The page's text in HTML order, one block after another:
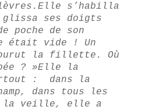
Elle s’habilla
ses doigts
poche de son
était vide ! Un
la fillette. Où
? »Elle la
: dans la
dans tous les
la veille, elle a